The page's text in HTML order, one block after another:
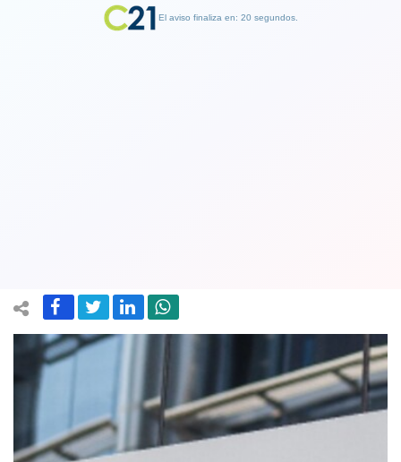
El aviso finaliza en: 19 segundos.